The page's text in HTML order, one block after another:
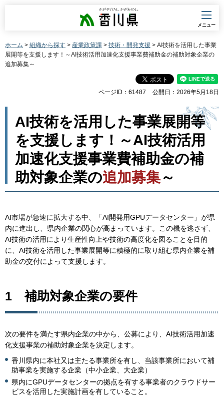
香川県
メニュー
ホーム > 組織から探す > 産業政策課 > 技術・開発支援 > AI技術を活用した事業
展開等を支援します！～AI技術活用加速化支援事業費補助金の補助対象企業の
追加募集～
ページID：61487 公開日：2026年5月18日
AI技術を活用した事業展開等
を支援します！～AI技術活用
加速化支援事業費補助金の補
助対象企業の追加募集～
AI市場が急速に拡大する中、「AI開発用GPUデータセンター」が県
内に進出し、県内企業の関心が高まっています。この機を逃さず、
AI技術の活用により生産性向上や技術の高度化を図ることを目的
に、AI技術を活用した事業展開等に積極的に取り組む県内企業を補
助金の交付によって支援します。
1 補助対象企業の要件
次の要件を満たす県内企業の中から、公募により、AI技術活用加速
化支援事業の補助対象企業を決定します。
香川県内に本社又は主たる事業所を有し、当該事業所において補
助事業を実施する企業（中小企業、大企業）
県内にGPUデータセンターの拠点を有する事業者のクラウドサー
ビスを活用した実施計画を有していること。